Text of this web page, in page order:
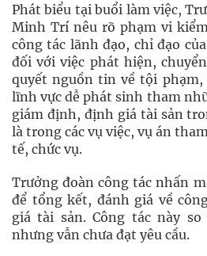
Phát biểu tại buổi làm việc,
Minh Trí nêu rõ phạm vi
công tác lãnh đạo, chỉ đạo
đối với việc phát hiện,
quyết nguồn tin về tội
lĩnh vực dễ phát sinh tham
giám định, định giá tài sản
là trong các vụ việc, vụ án
tế, chức vụ.
Trưởng đoàn công tác nhấn
để tổng kết, đánh giá về
giá tài sản. Công tác này
nhưng vẫn chưa đạt yêu cầu.